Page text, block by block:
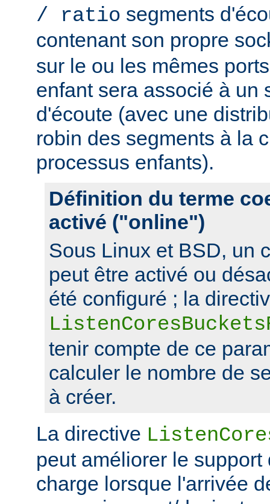
/ ratio segments
contenant son propre
sur le ou les mêmes
enfant sera associé à un
d'écoute (avec une
robin des segments à la
processus enfants).
Définition du terme
activé ("online")
Sous Linux et BSD, un
peut être activé ou
été configuré ; la
tenir compte de ce
calculer le nombre de
à créer.
La directive
peut améliorer le
charge lorsque l'arrivée